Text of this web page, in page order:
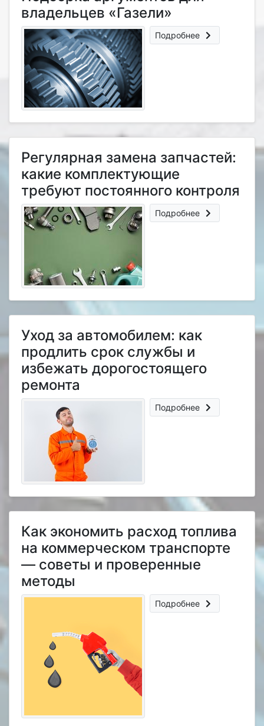
владельцев «Газели»
Подробнее
Регулярная замена запчастей:
какие комплектующие
требуют постоянного контроля
Подробнее
Уход за автомобилем: как
продлить срок службы и
избежать дорогостоящего
ремонта
Подробнее
Как экономить расход топлива
на коммерческом транспорте
— советы и проверенные
методы
Подробнее